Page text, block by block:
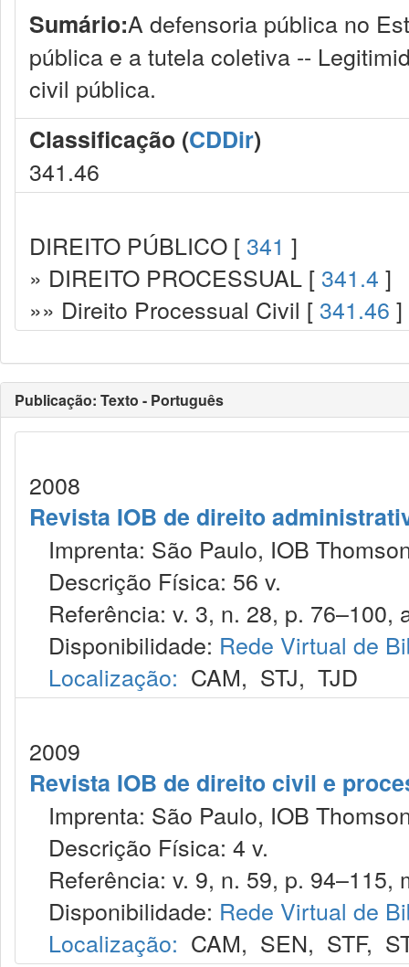
Sumário:A defensoria pública no
pública e a tutela coletiva --
civil pública.
Classificação (CDDir)
341.46
DIREITO PÚBLICO [ 341 ]
» DIREITO PROCESSUAL [ 341.4 ]
»» Direito Processual Civil [ 341.46 ]
Publicação: Texto - Português
2008
Revista IOB de direito
Imprenta: São Paulo, IOB
Descrição Física: 56 v.
Referência: v. 3, n. 28, p. 76–100,
Disponibilidade: Rede Virtual de
Localização: CAM, STJ, TJD
2009
Revista IOB de direito civil e
Imprenta: São Paulo, IOB
Descrição Física: 4 v.
Referência: v. 9, n. 59, p. 94–115,
Disponibilidade: Rede Virtual de
Localização: CAM, SEN, STF,